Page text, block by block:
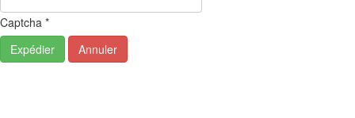
Captcha *
Expédier
Annuler